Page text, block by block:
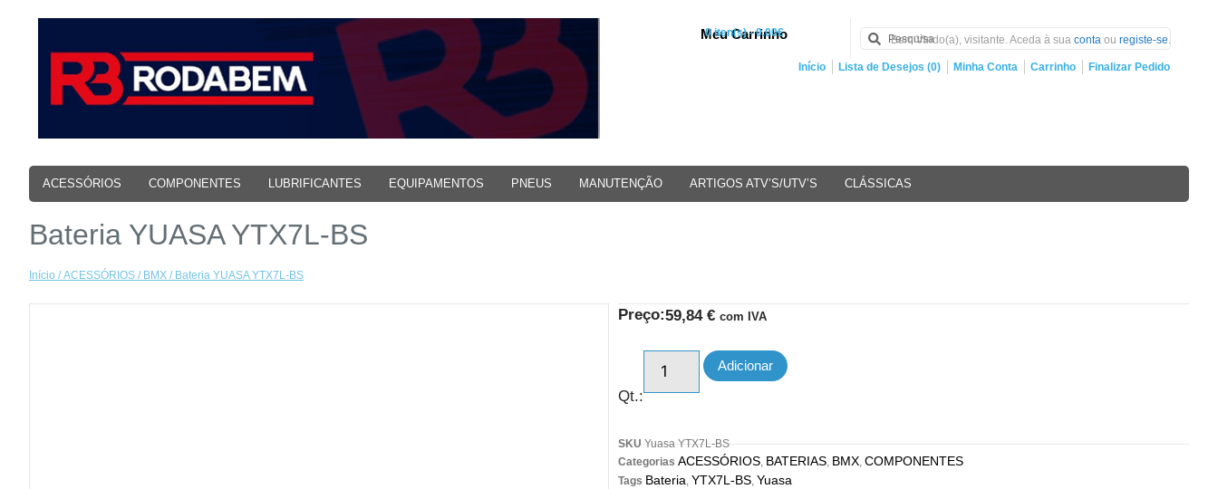
Meu Carrinho
0 iten(s) - 0.00€
Bem Vindo(a), visitante. Aceda à sua conta ou registe-se.
Início Lista de Desejos (0) Minha Conta Carrinho Finalizar Pedido
ACESSÓRIOS COMPONENTES LUBRIFICANTES EQUIPAMENTOS PNEUS MANUTENÇÃO ARTIGOS ATV’S/UTV’S CLÁSSICAS
Bateria YUASA YTX7L-BS
Início /ACESSÓRIOS / BMX / Bateria YUASA YTX7L-BS
Preço:59,84 € com IVA
Qt.:
Adicionar
SKU Yuasa YTX7L-BS
Categorias ACESSÓRIOS BATERIAS BMX COMPONENTES
Tags Bateria YTX7L-BS Yuasa